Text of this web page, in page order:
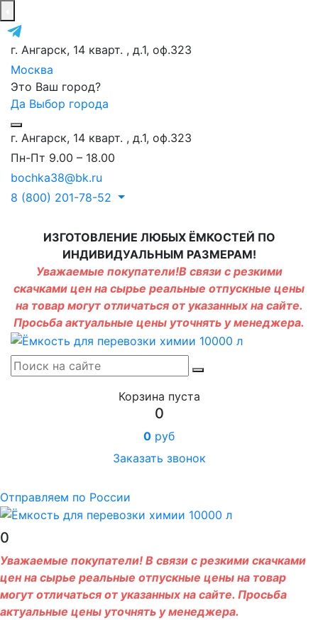
г. Ангарск, 14 кварт. , д.1, оф.323
Москва
Это Ваш город?
Да Выбор города
г. Ангарск, 14 кварт. , д.1, оф.323
Пн-Пт 9.00 – 18.00
bochka38@bk.ru
8 (800) 201-78-52
ИЗГОТОВЛЕНИЕ ЛЮБЫХ ЁМКОСТЕЙ ПО
ИНДИВИДУАЛЬНЫМ РАЗМЕРАМ!
Уважаемые покупатели!В связи с резкими
скачками цен на сырье реальные отпускные цены
на товар могут отличаться от указанных на сайте.
Просьба актуальные цены уточнять у менеджера.
Корзина пуста
0
0 руб
Заказать звонок
Отправляем по России
0
Уважаемые покупатели! В связи с резкими скачками
цен на сырье реальные отпускные цены на товар
могут отличаться от указанных на сайте. Просьба
актуальные цены уточнять у менеджера.